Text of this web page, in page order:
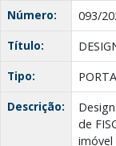
Número:
093/
Título:
Tipo:
Descrição:
de
imóvel